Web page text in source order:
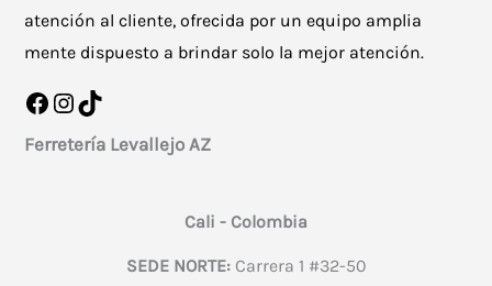
atención al cliente, ofrecida por un equipo amplia
mente dispuesto a brindar solo la mejor atención.
Facebook
Instagram
TikTok
Ferretería Levallejo AZ
Cali - Colombia
SEDE NORTE:Carrera 1 #32-50